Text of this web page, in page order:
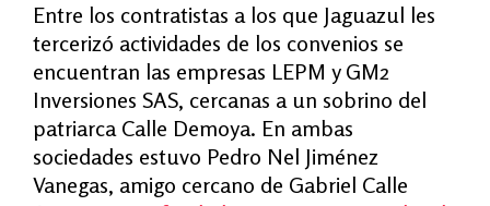
Entre los contratistas a los que Jaguazul les
tercerizó actividades de los convenios se
encuentran las empresas LEPM y GM2
Inversiones SAS, cercanas a un sobrino del
patriarca Calle Demoya. En ambas
sociedades estuvo Pedro Nel Jiménez
Vanegas, amigo cercano de Gabriel Calle